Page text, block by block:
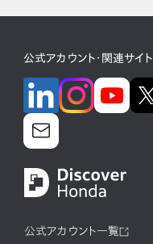
公式アカウント・関連サイト
公式アカウント一覧